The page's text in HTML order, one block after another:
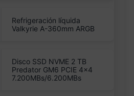
Refrigeración líquida
Valkyrie A-360mm ARGB
Disco SSD NVME 2 TB
Predator GM6 PCIE 4×4
7.200MBs/6.200MBs